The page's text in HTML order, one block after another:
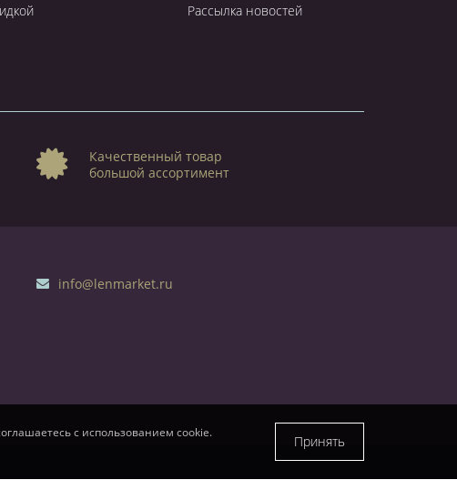
Рассылка новостей
Качественный товар
большой ассортимент
info@lenmarket.ru
с использованием cookie.
Принять